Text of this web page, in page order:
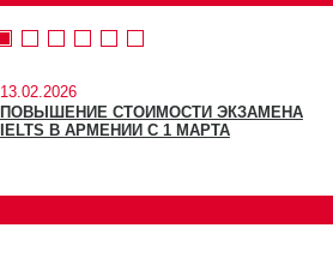
13.02.2026
ПОВЫШЕНИЕ СТОИМОСТИ ЭКЗАМЕНА
IELTS В АРМЕНИИ С 1 МАРТА